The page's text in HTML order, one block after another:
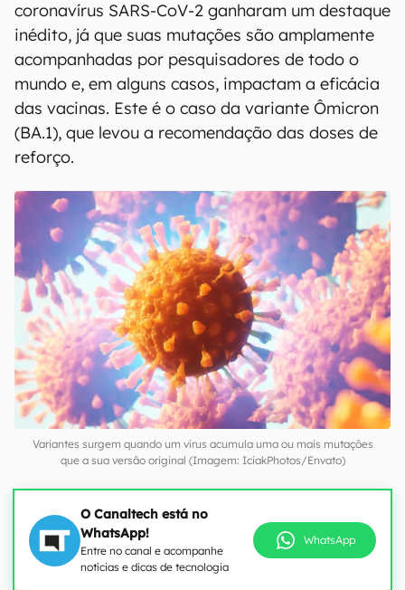
coronavírus SARS-CoV-2 ganharam um destaque
inédito, já que suas mutações são amplamente
acompanhadas por pesquisadores de todo o
mundo e, em alguns casos, impactam a eficácia
das vacinas. Este é o caso da variante Ômicron
(BA.1), que levou a recomendação das doses de
reforço.
Variantes surgem quando um vírus acumula uma ou mais mutações
que a sua versão original (Imagem: IciakPhotos/Envato)
O Canaltech está no
WhatsApp!
Entre no canal e acompanhe
notícias e dicas de tecnologia
WhatsApp